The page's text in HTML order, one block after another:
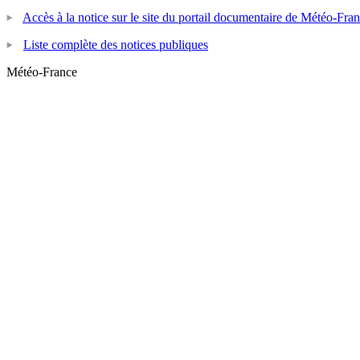
Accès à la notice sur le site du portail documentaire de Météo-
Liste complète des notices publiques
Météo-France